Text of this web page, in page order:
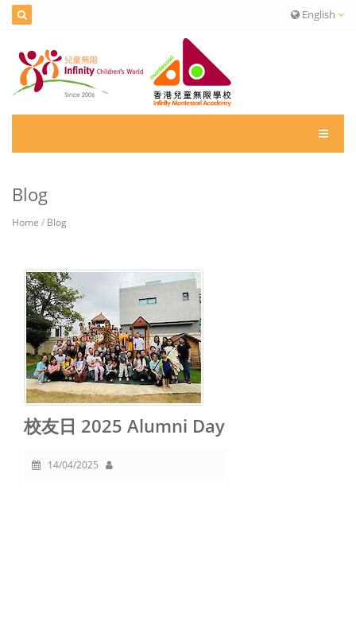
English
Blog
Home / Blog
校友日 2025 Alumni Day
14/04/2025